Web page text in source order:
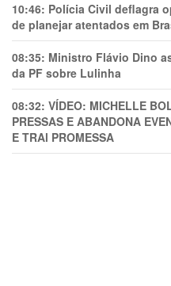
10:46: Polícia Civil deflagra
de planejar atentados em
08:35: Ministro Flávio Dino
da PF sobre Lulinha
08:32: VÍDEO: MICHELLE
PRESSAS E ABANDONA
E TRAl PROMESSA